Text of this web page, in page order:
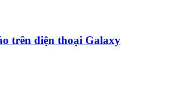
trên điện thoại Galaxy